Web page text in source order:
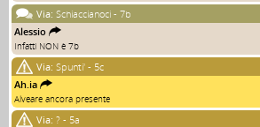
Via: Schiaccianoci - 7b
Alessio
Infatti NON è 7b
Via: Spunti' - 5c
Ah.ia
Alveare ancora presente
Via: ? - 5a